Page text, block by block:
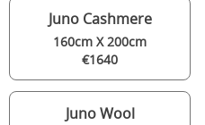
Juno Cashmere
160cm X 200cm
€1640
Juno Wool